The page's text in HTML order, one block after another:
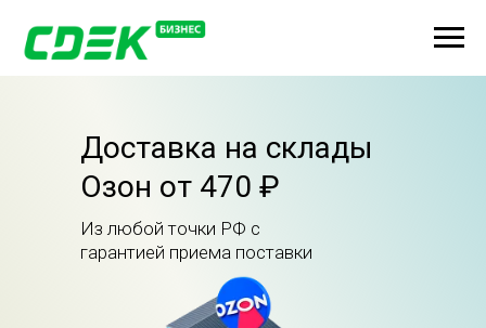
Доставка на склады
Озон от 470 ₽
Из любой точки РФ с
гарантией приема поставки